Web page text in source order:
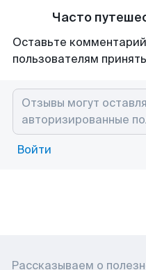
Часто
Оставьте
пользователям
Войти
Рассказываем о